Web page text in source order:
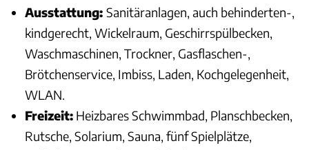
Ausstattung: Sanitäranlagen, auch behinderten-,
kindgerecht, Wickelraum, Geschirrspülbecken,
Waschmaschinen, Trockner, Gasflaschen-,
Brötchenservice, Imbiss, Laden, Kochgelegenheit,
WLAN.
Freizeit: Heizbares Schwimmbad, Planschbecken,
Rutsche, Solarium, Sauna, fünf Spielplätze,